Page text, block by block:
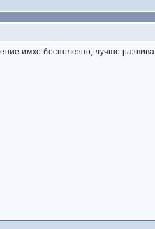
имхо бесполезно, лучше